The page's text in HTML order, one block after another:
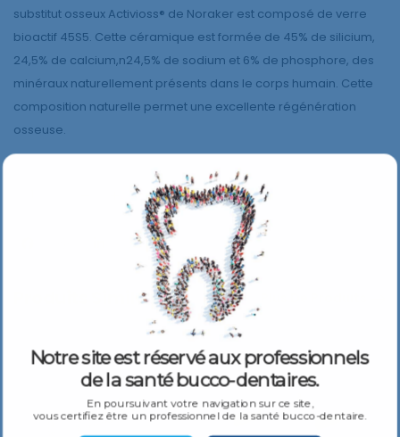
substitut osseux Activioss® de Noraker est composé de verre
bioactif 45S5. Cette céramique est formée de 45% de silicium,
24,5% de calcium,n24,5% de sodium et 6% de phosphore, des
minéraux naturellement présents dans le corps humain. Cette
composition naturelle permet une excellente régénération
osseuse.
AJOUTER AU PANIER
Produits Similaires
Notre site est réservé aux professionnels
de la santé bucco-dentaires.
En poursuivant votre navigation sur ce site,
vous certifiez être un professionnel de la santé bucco-dentaire.